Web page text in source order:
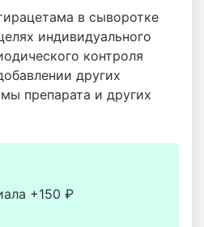
в сыворотке
индивидуального
контроля
других
препарата и других
+150 ₽